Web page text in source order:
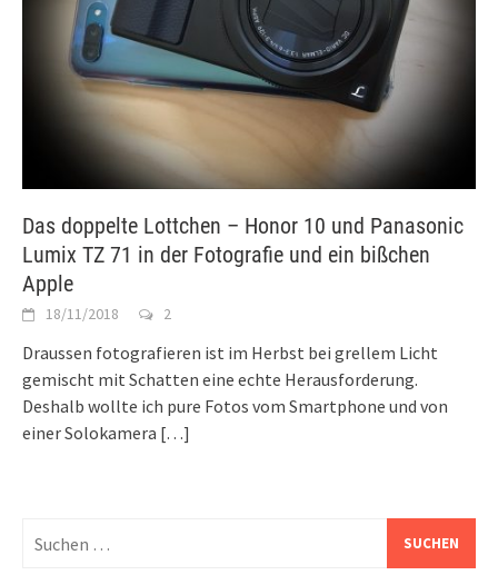
Das doppelte Lottchen – Honor 10 und Panasonic
Lumix TZ 71 in der Fotografie und ein bißchen
Apple
18/11/2018 2
Draussen fotografieren ist im Herbst bei grellem Licht
gemischt mit Schatten eine echte Herausforderung.
Deshalb wollte ich pure Fotos vom Smartphone und von
einer Solokamera […]
nach: